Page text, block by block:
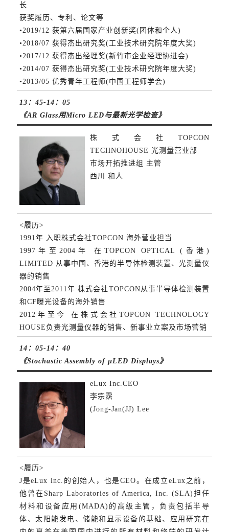
长
获奖履历、专利、论文等
•2019/12 获第六届国家产业创新奖(团体和个人)
•2018/07 获得杰出研究奖(工业技术研究院年度大奖)
•2017/12 获得杰出经理奖(新竹市企业经理协进会)
•2014/07 获得杰出研究奖(工业技术研究院年度大奖)
•2013/05 优秀青年工程师(中国工程师学会)
13：45-14：05
《AR Glass用Micro LED与最新光学检查》
株式会社TOPCON
TECHNOHOUSE 光测量营业部
市场开拓推进组 主管
西川 和人
<履历>
1991年 入职株式会社TOPCON 海外营业担当
1997年至2004年 在TOPCON OPTICAL (香港)
LIMITED 从事中国、香港的半导体检测装置、光测量仪
器的销售
2004年至2011年 株式会社TOPCON从事半导体检测装置
和CF曝光设备的海外销售
2012年至今 在株式会社TOPCON TECHNOLOGY
HOUSE负责光测量仪器的销售、新事业立案及市场营销
14：05-14：40
《Stochastic Assembly of µLED Displays》
eLux Inc.CEO
李宗霑
(Jong-Jan(JJ) Lee
<履历>
J是eLux lnc.的创始人，也是CEO。在成立eLux之前，
他曾在Sharp Laboratories of America, Inc. (SLA)担任
材料和设备应用(MADA)的高级主管，负责包括半导
体、太阳能发电、储能和显示设备的基础、应用研究在